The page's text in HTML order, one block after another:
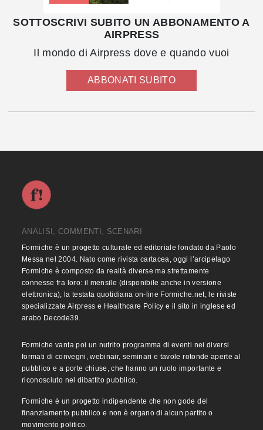
SOTTOSCRIVI SUBITO UN ABBONAMENTO A
AIRPRESS
Il mondo di Airpress dove e quando vuoi
ABBONATI SUBITO
ANALISI, COMMENTI, SCENARI
Formiche è un progetto culturale ed editoriale fondato da Paolo
Messa nel 2004. Nato come rivista cartacea, oggi l’arcipelago
Formiche è composto da realtà diverse ma strettamente
connesse fra loro: il mensile (disponibile anche in versione
elettronica), la testata quotidiana on-line Formiche.net, le riviste
specializzate Airpress e Healthcare Policy e il sito in inglese ed
arabo Decode39.
Formiche vanta poi un nutrito programma di eventi nei diversi
formati di convegni, webinair, seminari e tavole rotonde aperte al
pubblico e a porte chiuse, che hanno un ruolo importante e
riconosciuto nel dibattito pubblico.
Formiche è un progetto indipendente che non gode del
finanziamento pubblico e non è organo di alcun partito o
movimento politico.